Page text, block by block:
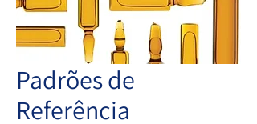
Padrões de
Referência